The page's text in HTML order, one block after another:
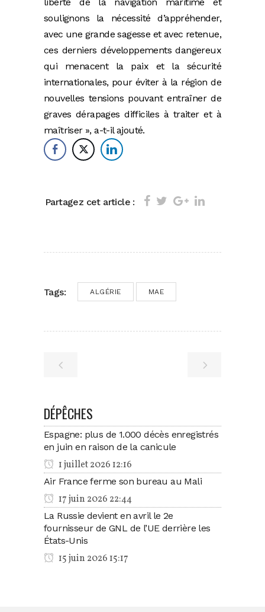
liberté de la navigation maritime et
soulignons la nécessité d’appréhender,
avec une grande sagesse et avec retenue,
ces derniers développements dangereux
qui menacent la paix et la sécurité
internationales, pour éviter à la région de
nouvelles tensions pouvant entraîner de
graves dérapages difficiles à traiter et à
maîtriser », a-t-il ajouté.
Partagez cet article :
Tags: ALGÉRIE MAE
DÉPÊCHES
Espagne: plus de 1.000 décès enregistrés
en juin en raison de la canicule
1 juillet 2026 12:16
Air France ferme son bureau au Mali
17 juin 2026 22:44
La Russie devient en avril le 2e
fournisseur de GNL de l’UE derrière les
États-Unis
15 juin 2026 15:17